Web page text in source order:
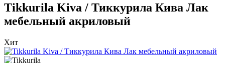
Tikkurila Kiva / Тиккурила Кива Лак
мебельный акриловый
Хит